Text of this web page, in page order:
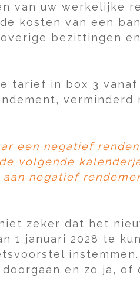
van uw werkelijke
kosten van een
bezittingen
tarief in box 3 vanaf
een negatief
volgende
negatief
zeker dat het
1 januari 2028 te
en zo ja, of